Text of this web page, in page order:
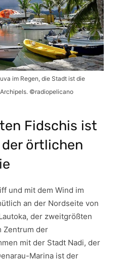
im Regen, die Stadt ist die
©radiopelicano
Fidschis ist
örtlichen
und mit dem Wind im
an der Nordseite von
der zweitgrößten
Zentrum der
mit der Stadt Nadi, der
Marina ist der